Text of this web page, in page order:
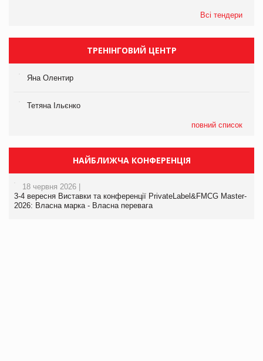
Всі тендери
ТРЕНІНГОВИЙ ЦЕНТР
Яна Олентир
Тетяна Ільєнко
повний список
НАЙБЛИЖЧА КОНФЕРЕНЦІЯ
18 червня 2026 |
3-4 вересня Виставки та конференції PrivateLabel&FMCG Master-
2026: Власна марка - Власна перевага